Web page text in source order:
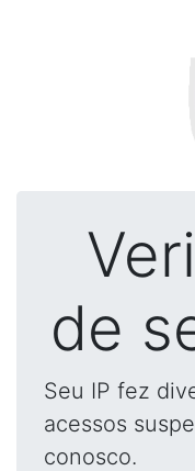
de
Seu IP fez
acessos
conosco.